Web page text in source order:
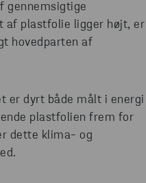
gennemsigtige
af plastfolie ligger højt, er
hovedparten af
er dyrt både målt i energi
plastfolien frem for
dette klima- og